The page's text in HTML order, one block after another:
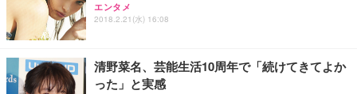
エンタメ
2018.2.21(水) 16:08
清野菜名、芸能生活10周年で「続けてきてよか
った」と実感